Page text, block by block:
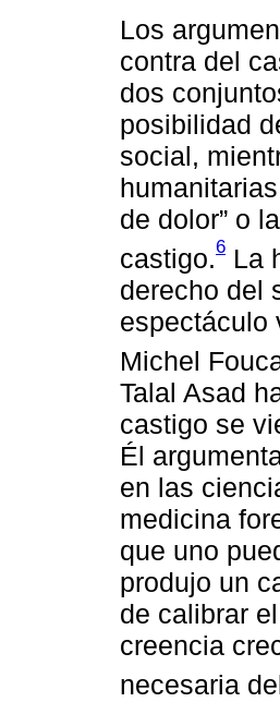
Los
contra del
dos
posibilidad
social,
de dolor” o
castigo.6 La
derecho del
espectáculo
Michel
Talal Asad
castigo se
Él
en las
medicina
que uno
produjo un
de calibrar
creencia
necesaria